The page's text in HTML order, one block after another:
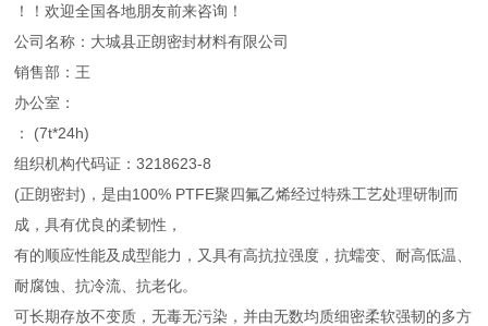
！！欢迎全国各地朋友前来咨询！
公司名称：大城县正朗密封材料有限公司
销售部：王
办公室：
： (7t*24h)
组织机构代码证：3218623-8
(正朗密封) ，是由100% PTFE聚四氟乙烯经过特殊工艺处理研制而
成，具有优良的柔韧性，
有的顺应性能及成型能力，又具有高抗拉强度，抗蠕变、耐高低温、
耐腐蚀、抗冷流、抗老化。
可长期存放不变质，无毒无污染，并由无数均质细密柔软强韧的多方